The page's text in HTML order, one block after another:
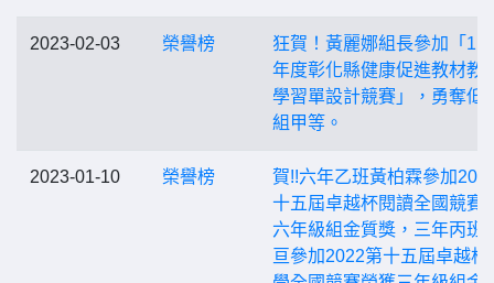
2023-02-03 榮譽榜
狂賀！黃麗娜組長參加「
年度彰化縣健康促進教材教
學習單設計競賽」，勇奪低
組甲等。
2023-01-10 榮譽榜
賀!!六年乙班黃柏霖參加
十五屆卓越杯閱讀全國競賽
六年級組金質獎，三年丙班
亘參加2022第十五屆卓越杯